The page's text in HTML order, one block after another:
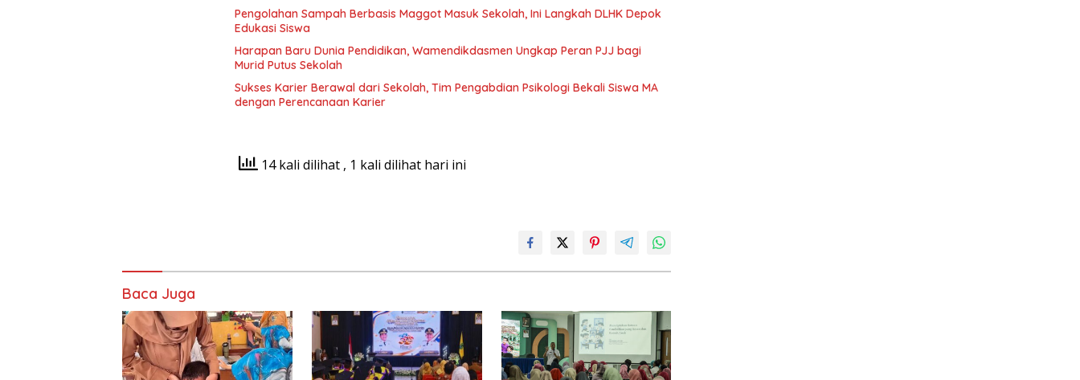
Pengolahan Sampah Berbasis Maggot Masuk Sekolah, Ini Langkah DLHK Depok
Edukasi Siswa
Harapan Baru Dunia Pendidikan, Wamendikdasmen Ungkap Peran PJJ bagi
Murid Putus Sekolah
Sukses Karier Berawal dari Sekolah, Tim Pengabdian Psikologi Bekali Siswa MA
dengan Perencanaan Karier
14 kali dilihat , 1 kali dilihat hari ini
Baca Juga